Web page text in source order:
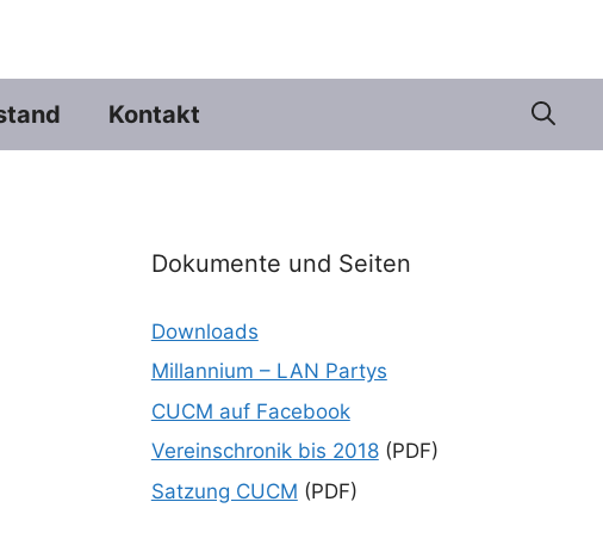
Kontakt
Dokumente und Seiten
Downloads
Millannium – LAN Partys
CUCM auf Facebook
Vereinschronik bis 2018(PDF)
Satzung CUCM (PDF)